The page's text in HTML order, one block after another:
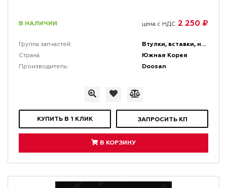
В НАЛИЧИИ цена с НДС 2 250 ₽
Группа запчастей: Втулки, вставки, накладки и заглушки
Страна: Южная Корея
Производитель: Doosan
КУПИТЬ В 1 КЛИК ЗАПРОСИТЬ КП
В КОРЗИНУ